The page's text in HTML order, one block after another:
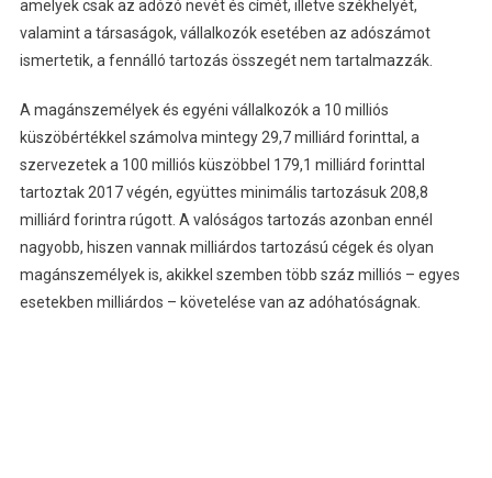
amelyek csak az adózó nevét és címét, illetve székhelyét,
valamint a társaságok, vállalkozók esetében az adószámot
ismertetik, a fennálló tartozás összegét nem tartalmazzák.
A magánszemélyek és egyéni vállalkozók a 10 milliós
küszöbértékkel számolva mintegy 29,7 milliárd forinttal, a
szervezetek a 100 milliós küszöbbel 179,1 milliárd forinttal
tartoztak 2017 végén, együttes minimális tartozásuk 208,8
milliárd forintra rúgott. A valóságos tartozás azonban ennél
nagyobb, hiszen vannak milliárdos tartozású cégek és olyan
magánszemélyek is, akikkel szemben több száz milliós – egyes
esetekben milliárdos – követelése van az adóhatóságnak.